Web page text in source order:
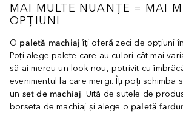
MAI MULTE NUANȚE = MAI
OPȚIUNI
O paletă machiaj îți oferă zeci de opțiuni
Poți alege palete care au culori cât mai
să ai mereu un look nou, potrivit cu
evenimentul la care mergi. Îți poți schimba
un set de machiaj. Uită de sutele de
borseta de machiaj și alege o paletă